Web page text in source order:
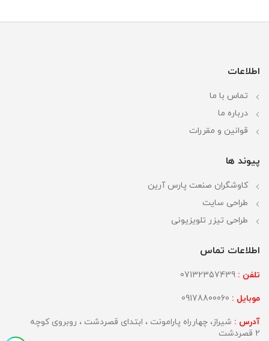
اطلاعات
تماس با ما
درباره ما
قوانین و مقررات
پیوند ها
کاوشگران صنعت پارس آرین
طراحی سایت
طراحی تیزر تلویزیونی
اطلاعات تماس
تلفن :
موبایل :
آدرس : شیراز، چهارراه پارامونت ، ابتدای قصردشت ، روبروی کوچه
2 قصردشت